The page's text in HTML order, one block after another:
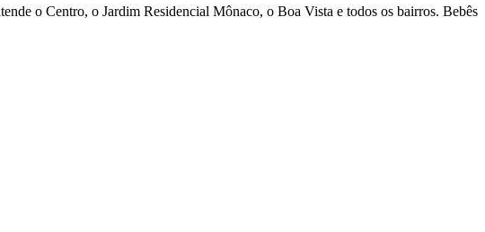
o Centro, o Jardim Residencial Mônaco, o Boa Vista e todos os bairros. Bebês